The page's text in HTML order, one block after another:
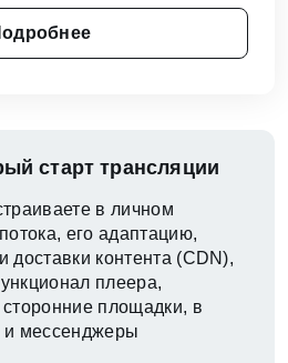
старт трансляции
в личном
его адаптацию,
доставки контента (CDN),
плеера,
площадки, в
и мессенджеры